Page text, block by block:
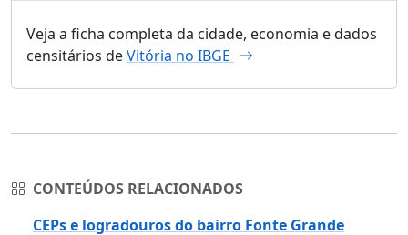
Veja a ficha completa da cidade, economia e dados
censitários deVitória no IBGE
CONTEÚDOS RELACIONADOS
CEPs e logradouros do bairro Fonte Grande